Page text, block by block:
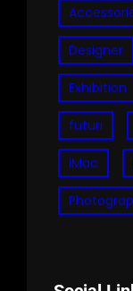
Designer
Exhibition
futuri
iMac